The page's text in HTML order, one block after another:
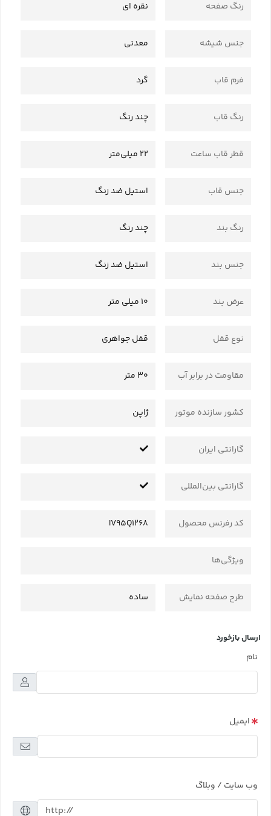
رنگ صفحه نقره ای
جنس شیشه معدنی
فرم قاب گرد
رنگ قاب چند رنگ
قطر قاب ساعت 22 میلی‌متر
جنس قاب استیل ضد زنگ
رنگ بند چند رنگ
جنس بند استیل ضد زنگ
عرض بند 10 میلی متر
نوع قفل قفل جواهری
مقاومت در برابر آب 30 متر
کشور سازنده موتور ژاپن
گارانتی ایران
گارانتی بین‌المللی
کد رفرنس محصول IV95Q1268
ویژگی‌ها
طرح صفحه نمایش ساده
ارسال بازخورد
نام
ایمیل
وب سایت / وبلاگ